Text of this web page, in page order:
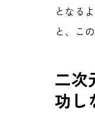
となる
と、こ
二次
功し